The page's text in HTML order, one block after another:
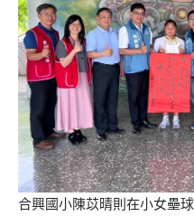
合興國小陳苡晴則在小女壘